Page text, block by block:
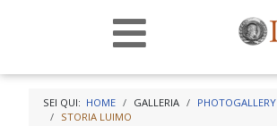
SEI QUI: HOME GALLERIA
PHOTOGALLERY
STORIA LUIMO